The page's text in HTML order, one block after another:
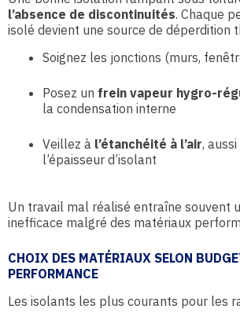
l’absence de discontinuités. Chaque
isolé devient une source de déperdition
Soignez les jonctions (murs,
Posez un frein vapeur hygro-
la condensation interne
Veillez à l’étanchéité à l’air,
l’épaisseur d’isolant
Un travail mal réalisé entraîne souvent
inefficace malgré des matériaux
CHOIX DES MATÉRIAUX SELON
PERFORMANCE
Les isolants les plus courants pour les